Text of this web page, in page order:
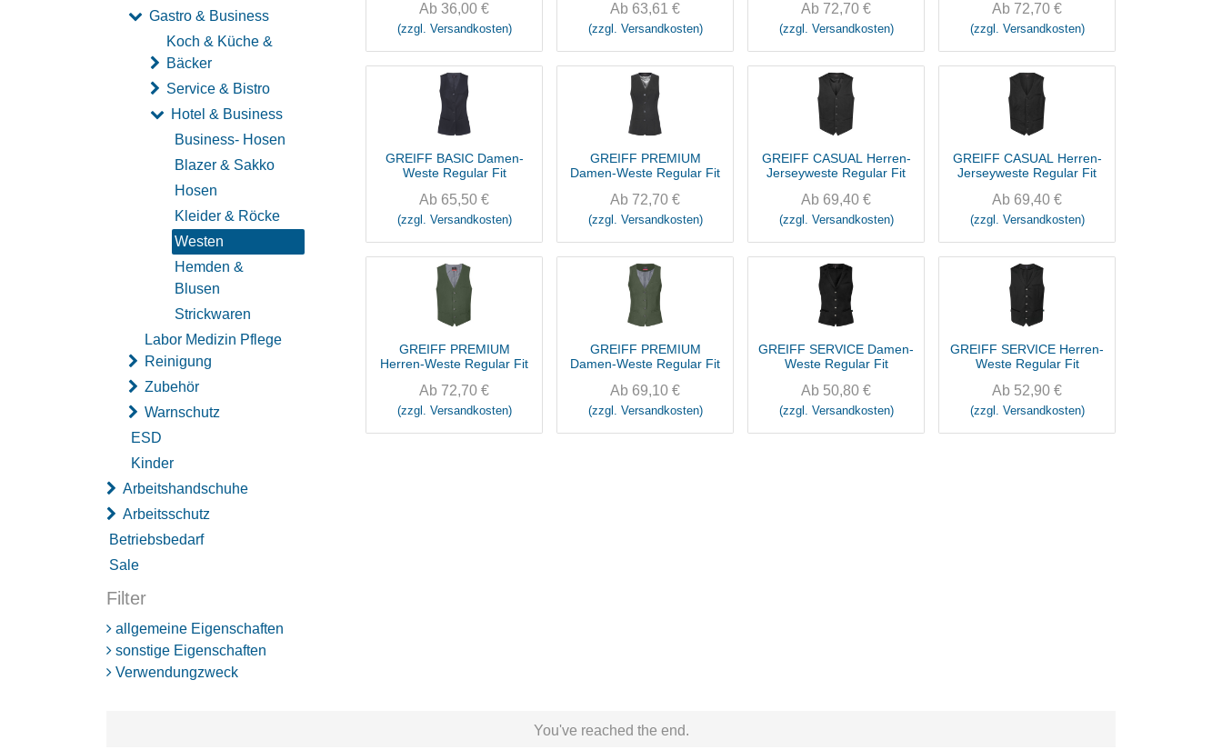
Gastro & Business
Koch & Küche &
Bäcker
Service & Bistro
Hotel & Business
Business- Hosen
Blazer & Sakko
Hosen
Kleider & Röcke
Westen
Hemden &
Blusen
Strickwaren
Labor Medizin Pflege
Reinigung
Zubehör
Warnschutz
ESD
Kinder
Arbeitshandschuhe
Arbeitsschutz
Betriebsbedarf
Sale
Filter
allgemeine Eigenschaften
sonstige Eigenschaften
Verwendungzweck
Ab 36,00 €
(zzgl. Versandkosten)
Ab 63,61 €
(zzgl. Versandkosten)
Ab 72,70 €
(zzgl. Versandkosten)
Ab 72,70 €
(zzgl. Versandkosten)
GREIFF BASIC Damen-
Weste Regular Fit
Ab 65,50 €
(zzgl. Versandkosten)
GREIFF PREMIUM
Damen-Weste Regular Fit
Ab 72,70 €
(zzgl. Versandkosten)
GREIFF CASUAL Herren-
Jerseyweste Regular Fit
Ab 69,40 €
(zzgl. Versandkosten)
GREIFF CASUAL Herren-
Jerseyweste Regular Fit
Ab 69,40 €
(zzgl. Versandkosten)
GREIFF PREMIUM
Herren-Weste Regular Fit
Ab 72,70 €
(zzgl. Versandkosten)
GREIFF PREMIUM
Damen-Weste Regular Fit
Ab 69,10 €
(zzgl. Versandkosten)
GREIFF SERVICE Damen-
Weste Regular Fit
Ab 50,80 €
(zzgl. Versandkosten)
GREIFF SERVICE Herren-
Weste Regular Fit
Ab 52,90 €
(zzgl. Versandkosten)
You've reached the end.